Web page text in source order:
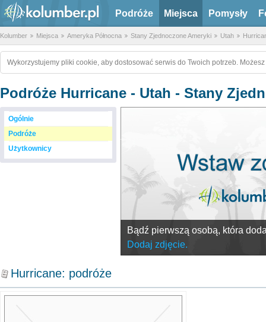
Podróże Miejsca Pomysły
Kolumber Miejsca Ameryka Północna Stany Zjednoczone Ameryki Utah
Wykorzystujemy pliki cookie, aby dostosować serwis do Twoich potrzeb.
Podróże Hurricane - Utah - Stany
Ogólnie
Podróże
Użytkownicy
Bądź pierwszą osobą, która
Dodaj zdjęcie.
Hurricane: podróże